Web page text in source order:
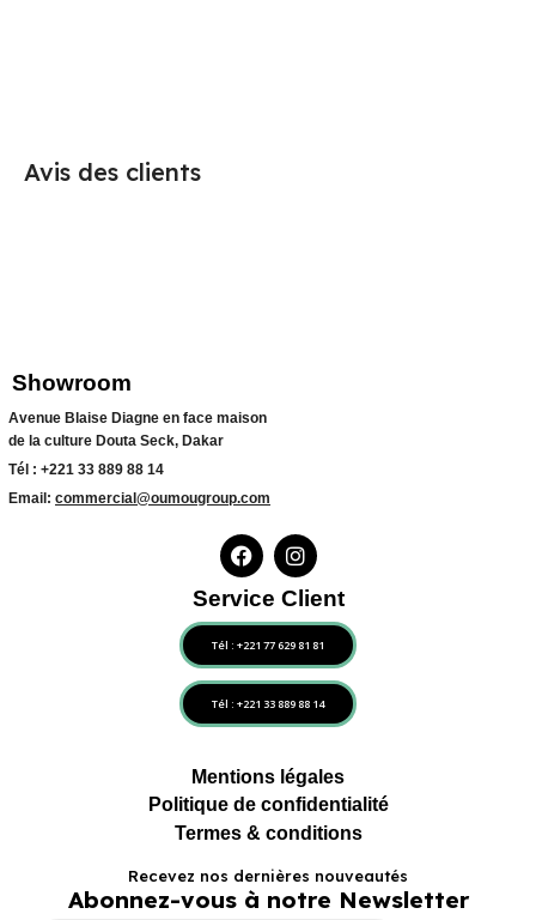
Avis des clients
Showroom
Avenue Blaise Diagne en face maison
de la culture Douta Seck, Dakar
Tél : +221 33 889 88 14
Email: commercial@oumougroup.com
Service Client
Tél : +221 77 629 81 81
Tél : +221 33 889 88 14
Mentions légales
Politique de confidentialité
Termes & conditions
Recevez nos dernières nouveautés
Abonnez-vous à notre Newsletter